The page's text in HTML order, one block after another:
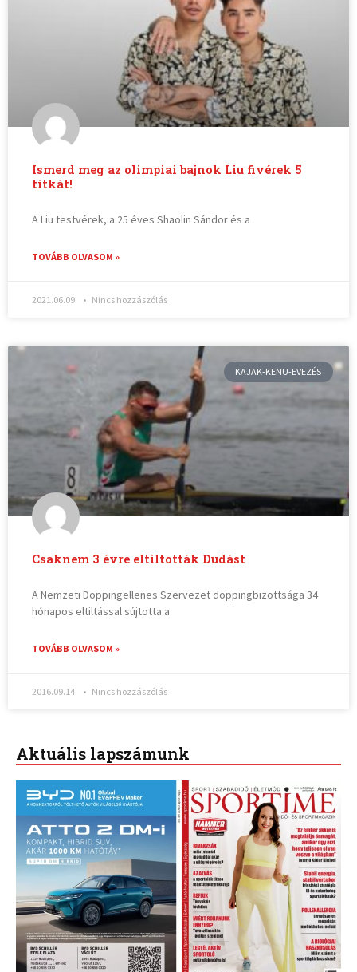
Ismerd meg az olimpiai bajnok Liu fivérek 5
titkát!
A Liu testvérek, a 25 éves Shaolin Sándor és a
TOVÁBB OLVASOM »
2021.06.09. Nincs hozzászólás
KAJAK-KENU-EVEZÉS
Csaknem 3 évre eltiltották Dudást
A Nemzeti Doppingellenes Szervezet doppingbizottsága 34
hónapos eltiltással sújtotta a
TOVÁBB OLVASOM »
2016.09.14. Nincs hozzászólás
Aktuális lapszámunk